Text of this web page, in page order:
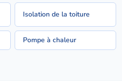
Isolation de la toiture
Pompe à chaleur